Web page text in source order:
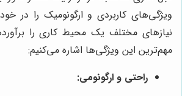
ویژگی‌های کاربردی و ارگونومیک را در
نیازهای مختلف یک محیط کاری را
مهم‌ترین این ویژگی‌ها اشاره می‌کنیم:
راحتی و ارگونومی: